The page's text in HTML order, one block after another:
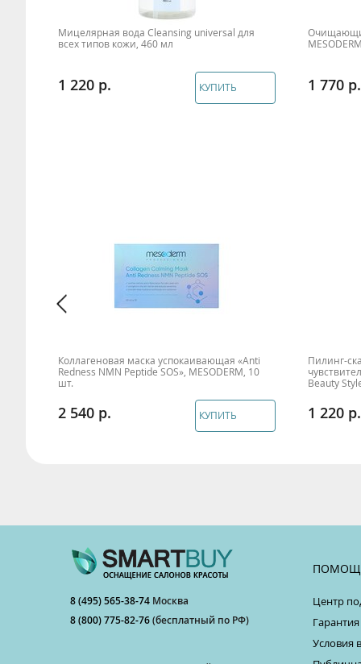
Мицелярная вода Cleansing universal для
всех типов кожи, 460 мл
1 220 КУПИТЬ 1 770
Коллагеновая маска успокаивающая «Anti
Redness NMN Peptide SOS», MESODERM, 10
шт.
2 540 КУПИТЬ
Пилинг-
Beauty
1 220
8 (495) 565-38-74 Москва
8 (800) 775-82-76(бесплатный по РФ)
Центр
Условия